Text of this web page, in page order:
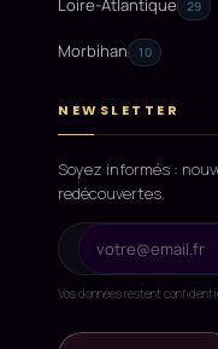
Loire-Atlantique 29
Morbihan 10
NEWSLETTER
Soyez informés :
redécouvertes.
Vos données restent